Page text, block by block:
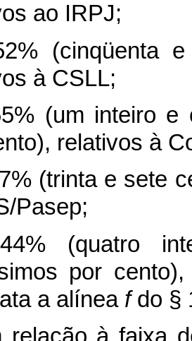
ao IRPJ;
(cinqüenta
à CSLL;
(um inteiro e
relativos à
(trinta e sete
Pasep;
(quatro
por
a alínea fdo §